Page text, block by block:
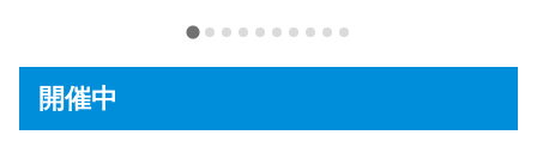
開催中